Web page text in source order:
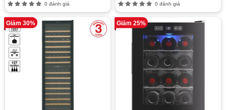
0 đánh giá 0 đánh giá
Giảm 30% Giảm 25%